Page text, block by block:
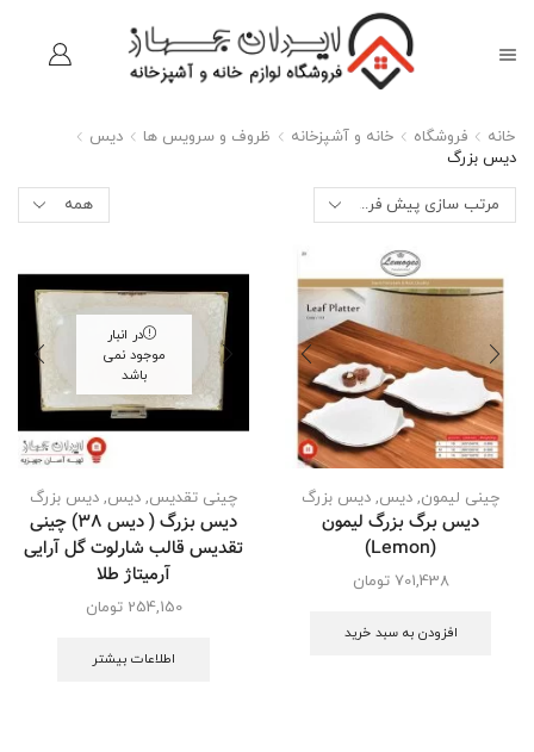
خانه فروشگاه خانه و آشپزخانه ظروف و سرویس ها
دیس
دیس بزرگ
چینی لیمون, دیس, دیس بزرگ
دیس برگ بزرگ لیمون
(Lemon)
701,438 تومان
افزودن به سبد خرید
در انبار
موجود نمی
باشد
چینی تقدیس, دیس, دیس بزرگ
دیس بزرگ ( دیس 38) چینی
تقدیس قالب شارلوت گل آرایی
آرمیتاژ طلا
254,150 تومان
اطلاعات بیشتر